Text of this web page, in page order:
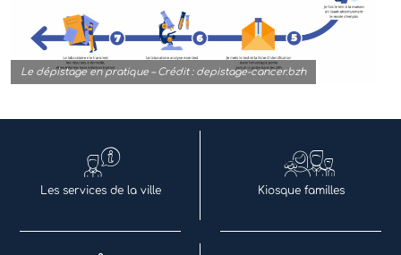
Le dépistage en pratique – Crédit : depistage-cancer.bzh
Les services de la ville Kiosque familles